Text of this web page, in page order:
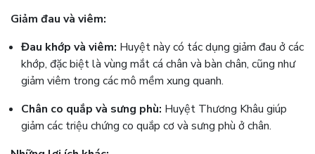
Giảm đau và viêm:
Đau khớp và viêm: Huyệt này có tác dụng giảm đau ở các
khớp, đặc biệt là vùng mắt cá chân và bàn chân, cũng như
giảm viêm trong các mô mềm xung quanh.
Chân co quắp và sưng phù: Huyệt Thương Khâu giúp
giảm các triệu chứng co quắp cơ và sưng phù ở chân.